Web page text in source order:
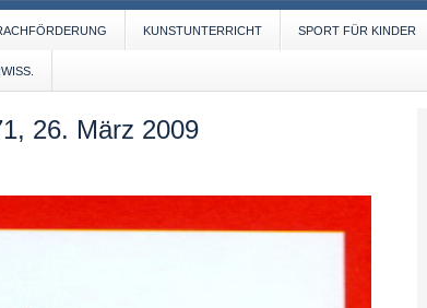
KUNSTUNTERRICHT SPORT FÜR KINDER
26. März 2009